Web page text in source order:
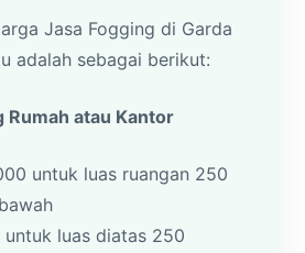
Jasa Fogging di Garda
adalah sebagai berikut:
Rumah atau Kantor
untuk luas ruangan 250
untuk luas diatas 250